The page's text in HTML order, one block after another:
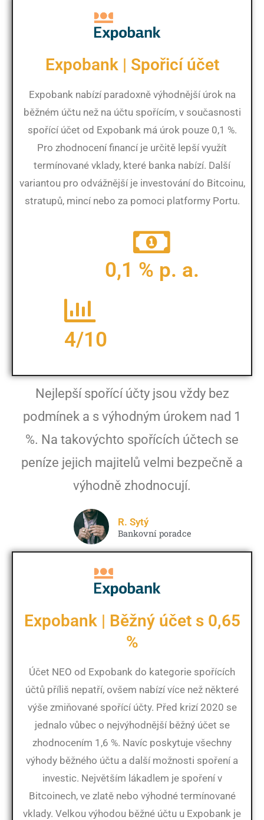
Expobank | Spořicí účet
Expobank nabízí paradoxně výhodnější úrok na
běžném účtu než na účtu spořícím, v současnosti
spořící účet od Expobank má úrok pouze 0,1 %.
Pro zhodnocení financí je určitě lepší využít
termínované vklady, které banka nabízí. Další
variantou pro odvážnější je investování do Bitcoinu,
stratupů, mincí nebo za pomoci platformy Portu.
0,1 % p. a.
4/10
Nejlepší spořící účty jsou vždy bez
podmínek a s výhodným úrokem nad 1
%. Na takovýchto spořících účtech se
peníze jejich majitelů velmi bezpečně a
výhodně zhodnocují.
R. Sytý
Bankovní poradce
Expobank | Běžný účet s 0,65
%
Účet NEO od Expobank do kategorie spořících
účtů příliš nepatří, ovšem nabízí více než některé
výše zmiňované spořící účty. Před krizí 2020 se
jednalo vůbec o nejvýhodnější běžný účet se
zhodnocením 1,6 %. Navíc poskytuje všechny
výhody běžného účtu a další možnosti spoření a
investic. Největším lákadlem je spoření v
Bitcoinech, ve zlatě nebo výhodné termínované
vklady. Velkou výhodou běžné účtu u Expobank je